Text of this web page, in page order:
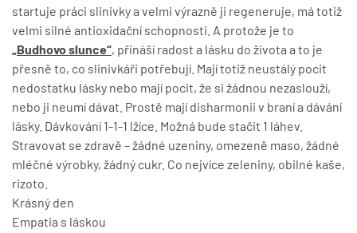
startuje práci slinivky a velmi výrazně ji regeneruje, má totiž
velmi silné antioxidační schopnosti. A protože je to
„Budhovo slunce“, přináší radost a lásku do života a to je
přesně to, co slinivkáři potřebují. Mají totiž neustálý pocit
nedostatku lásky nebo mají pocit, že si žádnou nezaslouží,
nebo ji neumí dávat. Prostě mají disharmonii v braní a dávání
lásky. Dávkování 1-1-1 lžíce. Možná bude stačit 1 láhev.
Stravovat se zdravě – žádné uzeniny, omezeně maso, žádné
mléčné výrobky, žádný cukr. Co nejvíce zeleniny, obilné kaše,
rizoto.
Krásný den
Empatia s láskou